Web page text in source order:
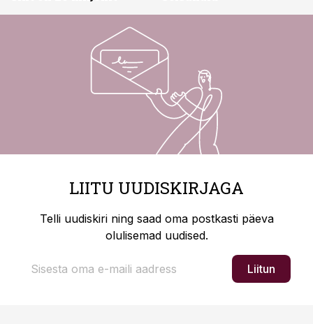
LIITU UUDISKIRJAGA
Telli uudiskiri ning saad oma postkasti päeva
olulisemad uudised.
Liitun